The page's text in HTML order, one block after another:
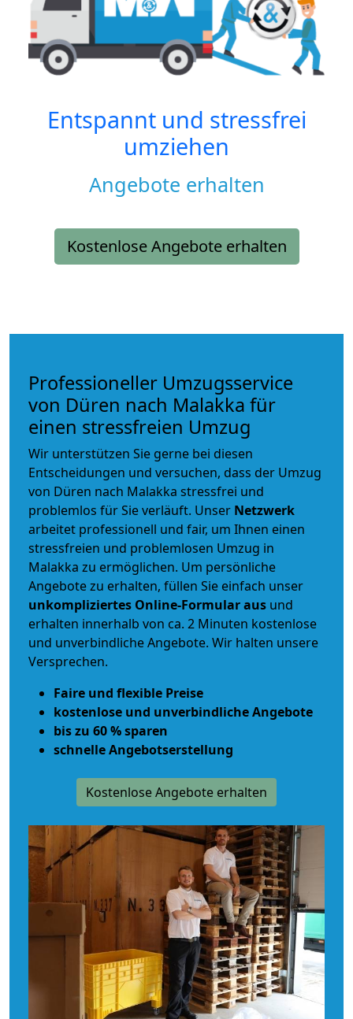
Entspannt und stressfrei
umziehen
Angebote erhalten
Kostenlose Angebote erhalten
Professioneller Umzugsservice
von Düren nach Malakka für
einen stressfreien Umzug
Wir unterstützen Sie gerne bei diesen
Entscheidungen und versuchen, dass der Umzug
von Düren nach Malakka stressfrei und
problemlos für Sie verläuft. Unser Netzwerk
arbeitet professionell und fair, um Ihnen einen
stressfreien und problemlosen Umzug in
Malakka zu ermöglichen. Um persönliche
Angebote zu erhalten, füllen Sie einfach unser
unkompliziertes Online-Formular aus und
erhalten innerhalb von ca. 2 Minuten kostenlose
und unverbindliche Angebote. Wir halten unsere
Versprechen.
Faire und flexible Preise
kostenlose und unverbindliche Angebote
bis zu 60 % sparen
schnelle Angebotserstellung
Kostenlose Angebote erhalten